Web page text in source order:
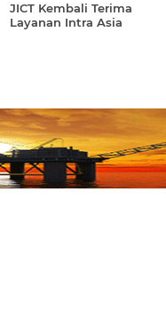
JICT Kembali Terima
Layanan Intra Asia